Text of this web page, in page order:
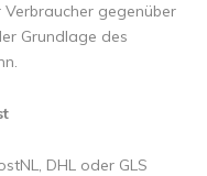
gegenüber
Grundlage des
DHL oder GLS